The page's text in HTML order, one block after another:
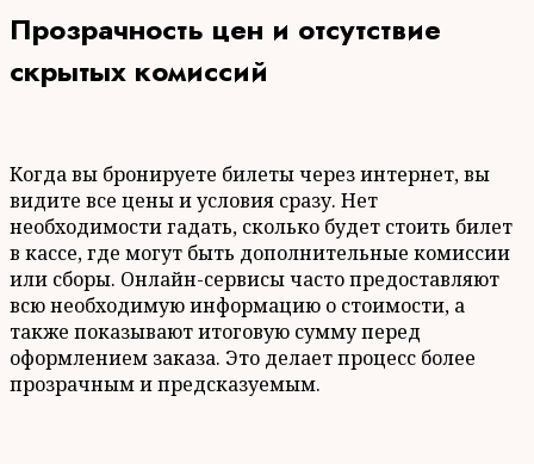
Прозрачность цен и отсутствие
скрытых комиссий
Когда вы бронируете билеты через интернет, вы
видите все цены и условия сразу. Нет
необходимости гадать, сколько будет стоить билет
в кассе, где могут быть дополнительные комиссии
или сборы. Онлайн-сервисы часто предоставляют
всю необходимую информацию о стоимости, а
также показывают итоговую сумму перед
оформлением заказа. Это делает процесс более
прозрачным и предсказуемым.